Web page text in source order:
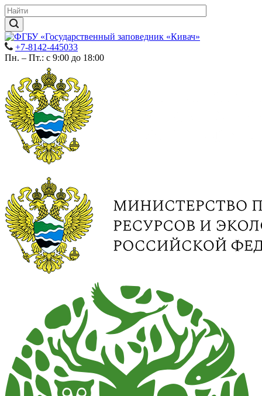
+7-8142-445033
Пн. – Пт.: с 9:00 до 18:00